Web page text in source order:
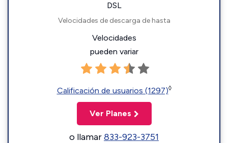
DSL
Velocidades de descarga de hasta
Velocidades
pueden variar
Calificación de usuarios (1297)◊
Ver Planes
o llamar833-923-3751